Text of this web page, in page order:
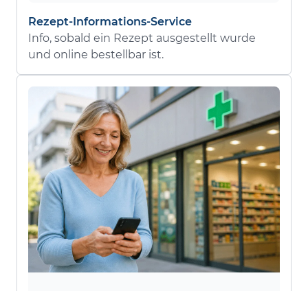
Rezept-Informations-Service
Info, sobald ein Rezept ausgestellt wurde
und online bestellbar ist.